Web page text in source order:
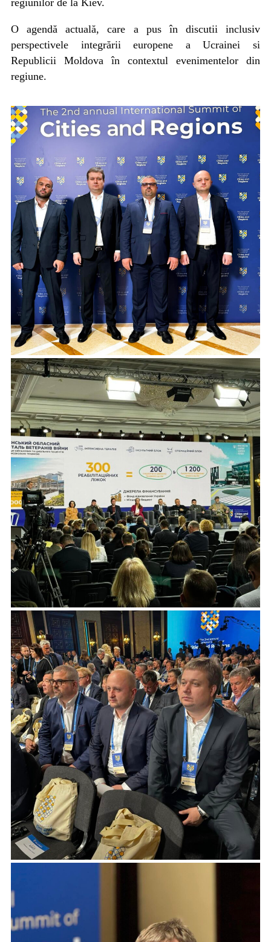
regiunilor de la Kiev.
O agendă actuală, care a pus în discutii inclusiv
perspectivele integrării europene a Ucrainei si
Republicii Moldova în contextul evenimentelor din
regiune.